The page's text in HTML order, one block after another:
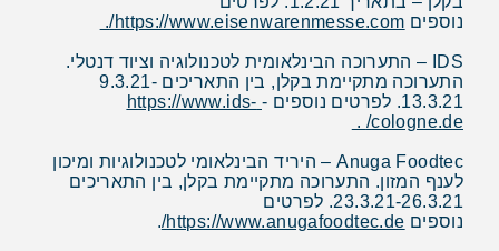
נוספים https://www.eisenwarenmesse.com/
.
IDS – התערוכה הבינלאומית לטכנולוגיה וציוד דנטלי.
התערוכה מתקיימת בקלן, בין התאריכים 9.3.21-
13.3.21. לפרטים נוספים -
https://www.ids-
cologne.de/
.
Anuga Foodtec – היריד הבינלאומי לטכנולוגיות ומיכון
לענף המזון. התערוכה מתקיימת בקלן, בין התאריכים
23.3.21-26.3.21. לפרטים
נוספים https://www.anugafoodtec.de/
.